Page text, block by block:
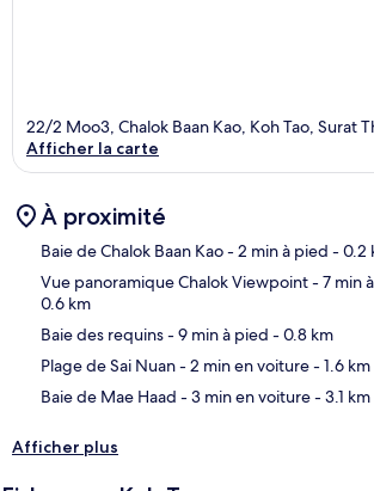
22/2 Moo3, Chalok Baan Kao, Koh Tao, Surat
Afficher la carte
À proximité
Baie de Chalok Baan Kao- 2 min à pied - 0.2
Vue panoramique Chalok Viewpoint- 7 min
0.6 km
Baie des requins- 9 min à pied - 0.8 km
Plage de Sai Nuan- 2 min en voiture- 1.6 km
Baie de Mae Haad - 3 min en voiture- 3.1 km
Afficher plus